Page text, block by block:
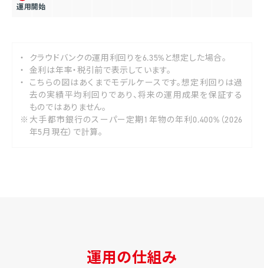
・
クラウドバンクの運用利回りを6.35%と想定した場合。
・ 金利は年率・税引前で表示しています。
・
こちらの図はあくまでモデルケースです。想定利回りは過
去の実績平均利回りであり、将来の運用成果を保証する
ものではありません。
※ 大手都市銀行のスーパー定期1年物の年利0.400%（2026
年5月現在）で計算。
運用の仕組み